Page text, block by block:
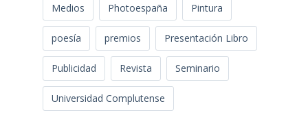
Medios Photoespaña Pintura
poesía premios Presentación Libro
Publicidad Revista Seminario
Universidad Complutense